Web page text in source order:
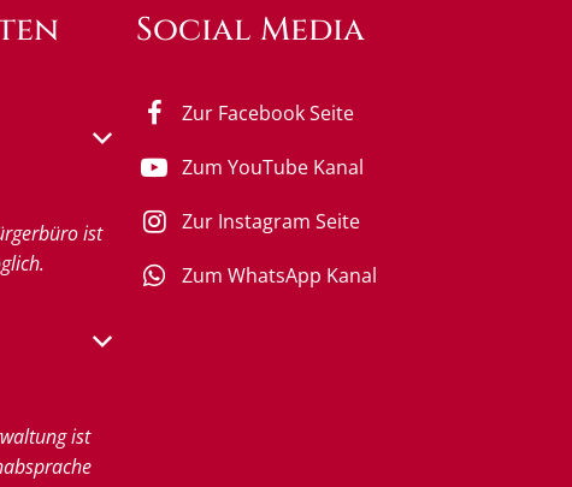
oder Schließzeiten auszublenden
07:30 bis 12:00 Uhr
ist
oder Schließzeiten auszublenden
ist
Social Media
Zur Facebook Seite
Zum YouTube Kanal
Zur Instagram Seite
Zum WhatsApp Kanal